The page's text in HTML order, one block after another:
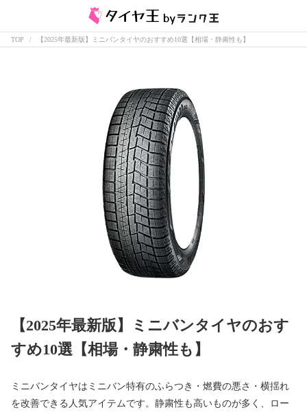
TOP 【2025年最新版】ミニバンタイヤのおすすめ10選【相場・静粛性も】
【2025年最新版】ミニバンタイヤのおす
すめ10選【相場・静粛性も】
ミニバンタイヤはミニバン特有のふらつき・燃費の悪さ・横揺れ
を改善できる人気アイテムです。静粛性も高いものが多く、ロー